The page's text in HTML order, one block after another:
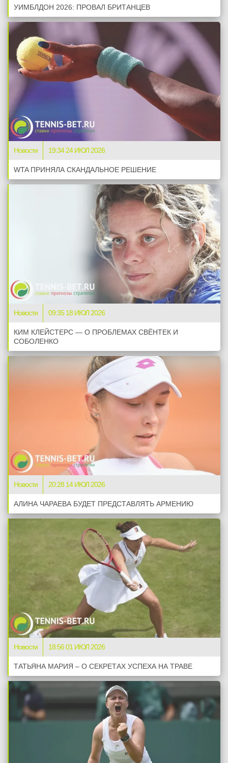
УИМБЛДОН 2026: ПРОВАЛ БРИТАНЦЕВ
Новости 19:34 24 ИЮЛ 2026
WTA ПРИНЯЛА СКАНДАЛЬНОЕ РЕШЕНИЕ
Новости 09:35 18 ИЮЛ 2026
КИМ КЛЕЙСТЕРС — О ПРОБЛЕМАХ СВЁНТЕК И
СОБОЛЕНКО
Новости 20:28 14 ИЮЛ 2026
АЛИНА ЧАРАЕВА БУДЕТ ПРЕДСТАВЛЯТЬ АРМЕНИЮ
Новости 18:56 01 ИЮЛ 2026
ТАТЬЯНА МАРИЯ – О СЕКРЕТАХ УСПЕХА НА ТРАВЕ